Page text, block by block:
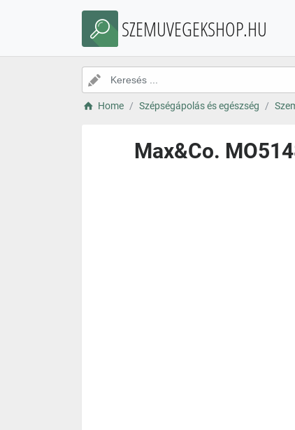
SZEMUVEGEKSHOP.HU
Home Szépségápolás és egészség
Max&Co.